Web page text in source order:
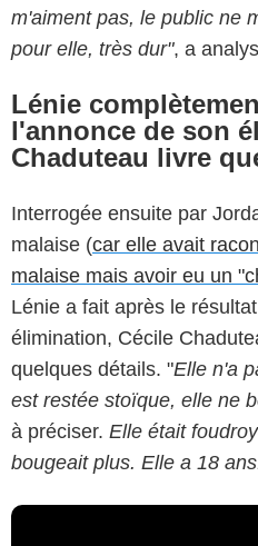
m'aiment pas, le public ne
pour elle, très dur", a
Lénie
l'annonce de son
Chaduteau livre
Interrogée ensuite par
malaise (car elle avait
malaise mais avoir eu un
Lénie a fait après le
élimination, Cécile
quelques détails. "Elle n'a
est restée stoïque, elle ne
à préciser. Elle était
bougeait plus. Elle a 18